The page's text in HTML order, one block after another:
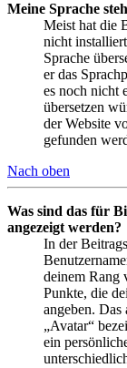
Meine Sprache
Meist hat die
nicht
Sprache
er das
es noch nicht
übersetzen
der Website
gefunden
Nach oben
Was sind das für
angezeigt werden?
In der
deinem Rang
Punkte, die
angeben.
„Avatar“
ein